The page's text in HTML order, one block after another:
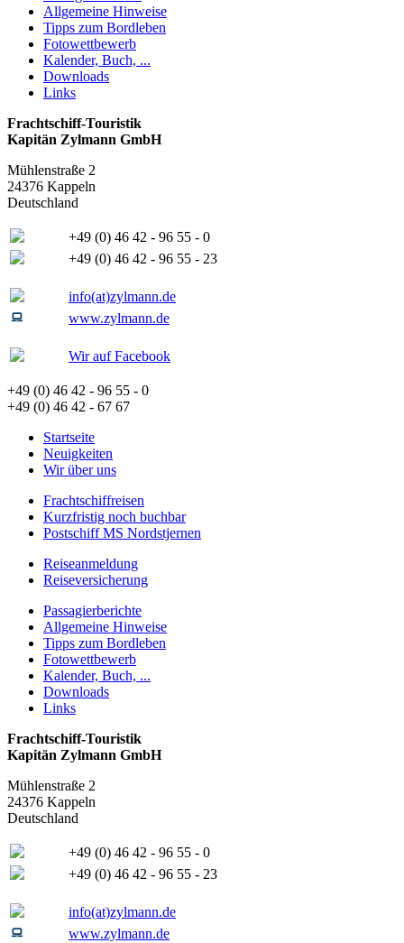
Allgemeine Hinweise
Tipps zum Bordleben
Fotowettbewerb
Kalender, Buch, ...
Downloads
Links
Frachtschiff-Touristik
Kapitän Zylmann GmbH
Mühlenstraße 2
24376 Kappeln
Deutschland
+49 (0) 46 42 - 96 55 - 0
+49 (0) 46 42 - 96 55 - 23
info(at)zylmann.de
www.zylmann.de
Wir auf Facebook
+49 (0) 46 42 - 96 55 - 0
+49 (0) 46 42 - 67 67
Startseite
Neuigkeiten
Wir über uns
Frachtschiffreisen
Kurzfristig noch buchbar
Postschiff MS Nordstjernen
Reiseanmeldung
Reiseversicherung
Passagierberichte
Allgemeine Hinweise
Tipps zum Bordleben
Fotowettbewerb
Kalender, Buch, ...
Downloads
Links
Frachtschiff-Touristik
Kapitän Zylmann GmbH
Mühlenstraße 2
24376 Kappeln
Deutschland
+49 (0) 46 42 - 96 55 - 0
+49 (0) 46 42 - 96 55 - 23
info(at)zylmann.de
www.zylmann.de